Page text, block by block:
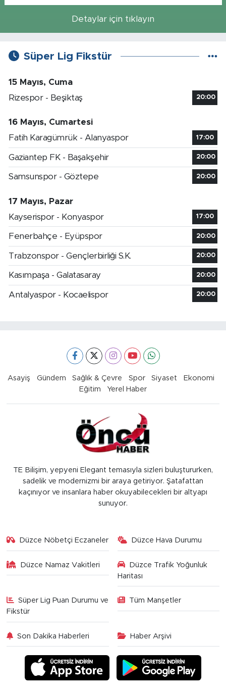
Detaylar için tıklayın
Süper Lig Fikstür
15 Mayıs, Cuma
Rizespor - Beşiktaş
20:00
16 Mayıs, Cumartesi
Fatih Karagümrük - Alanyaspor
17:00
Gaziantep FK - Başakşehir 20:00
Samsunspor - Göztepe 20:00
17 Mayıs, Pazar
Kayserispor - Konyaspor
17:00
Fenerbahçe - Eyüpspor 20:00
Trabzonspor - Gençlerbirliği S.K. 20:00
Kasımpaşa - Galatasaray 20:00
Antalyaspor - Kocaelispor 20:00
Asayiş Gündem Sağlık & Çevre Spor Siyaset
Ekonomi
Eğitim
Yerel Haber
TE Bilişim, yepyeni Elegant temasıyla sizleri buluştururken,
sadelik ve modernizmi bir araya getiriyor. Şatafattan
kaçınıyor ve insanlara haber okuyabilecekleri bir altyapı
sunuyor.
Düzce Nöbetçi Eczaneler Düzce Hava Durumu
Düzce Namaz Vakitleri
Düzce Trafik Yoğunluk
Haritası
Süper Lig Puan Durumu ve
Fikstür
Tüm Manşetler
Son Dakika Haberleri Haber Arşivi